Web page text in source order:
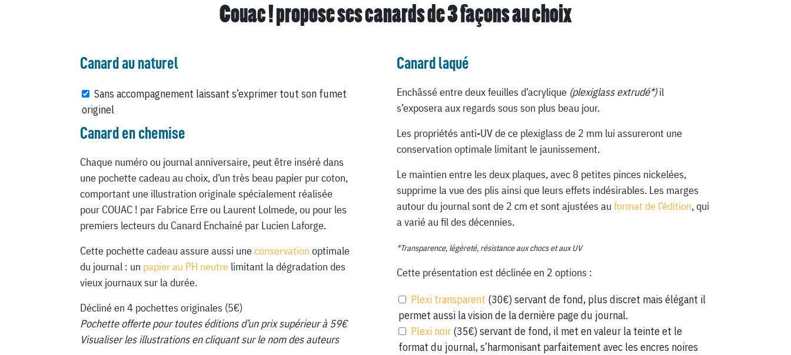
Couac ! propose ses canards de3 façons au choix
Canard au naturel
Sans accompagnement laissant s’exprimer tout son fumet
originel
Canard en chemise
Chaque numéro ou journal anniversaire, peut être inséré dans
une pochette cadeau au choix, d’un très beau papier pur coton,
comportant une illustration originale spécialement réalisée
pour COUAC ! par Fabrice Erre ou Laurent Lolmede, ou pour les
premiers lecteurs du Canard Enchainé par Lucien Laforge.
Cette pochette cadeau assure aussi uneconservation optimale
du journal : un papier au PH neutre limitant la dégradation des
vieux journaux sur la durée.
Décliné en 4 pochettes originales (5€)
Pochette offerte pour toutes éditions d’un prix supérieur à 59€
Visualiser les illustrations en cliquant sur le nom des auteurs
Canard laqué
Enchâssé entre deux feuilles d’acrylique (plexiglass extrudé*)il
s’exposera aux regards sous son plus beau jour.
Les propriétés anti-UV de ce plexiglass de 2 mm lui assureront une
conservation optimale limitant le jaunissement.
Le maintien entre les deux plaques, avec 8 petites pinces nickelées,
supprime la vue des plis ainsi que leurs effets indésirables. Les marges
autour du journal sont de 2 cm et sont ajustées au format de l’édition, qui
a varié au fil des décennies.
*Transparence, légèreté, résistance aux chocs et aux UV
Cette présentation est déclinée en 2 options :
Plexi transparent (30€) servant de fond, plus discret mais élégant il
permet aussi la vision de la dernière page du journal.
Plexi noir (35€) servant de fond, il met en valeur la teinte et le
format du journal, s’harmonisant parfaitement avec les encres noires